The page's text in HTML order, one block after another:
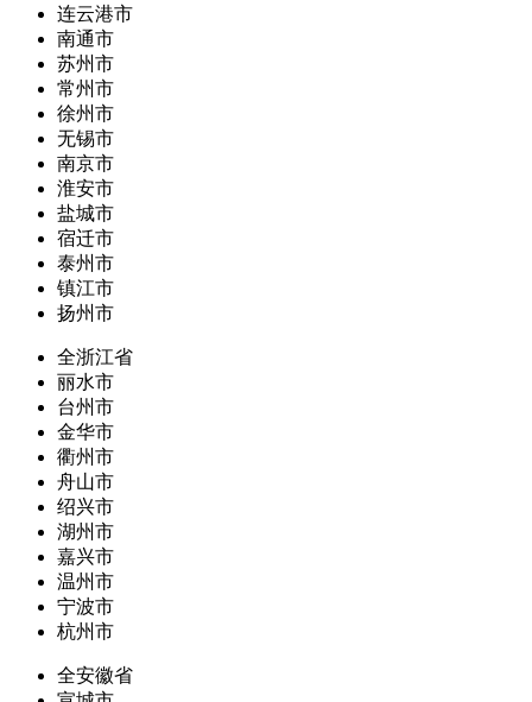
连云港市
南通市
苏州市
常州市
徐州市
无锡市
南京市
淮安市
盐城市
宿迁市
泰州市
镇江市
扬州市
全浙江省
丽水市
台州市
金华市
衢州市
舟山市
绍兴市
湖州市
嘉兴市
温州市
宁波市
杭州市
全安徽省